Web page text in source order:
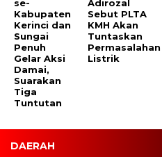
se-
Kabupaten
Kerinci dan
Sungai
Penuh
Gelar Aksi
Damai,
Suarakan
Tiga
Tuntutan
Adirozal
Sebut PLTA
KMH Akan
Tuntaskan
Permasalahan
Listrik
DAERAH